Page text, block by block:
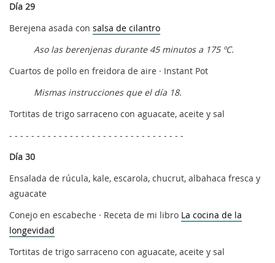
Día 29
Berejena asada con salsa de cilantro
Aso las berenjenas durante 45 minutos a 175 ºC.
Cuartos de pollo en freidora de aire · Instant Pot
Mismas instrucciones que el día 18.
Tortitas de trigo sarraceno con aguacate, aceite y sal
- - - - - - - - - - - - - - - - - - - - - - - - - - - - - - - -
Día 30
Ensalada de rúcula, kale, escarola, chucrut, albahaca fresca y
aguacate
Conejo en escabeche · Receta de mi libro La cocina de la
longevidad
Tortitas de trigo sarraceno con aguacate, aceite y sal